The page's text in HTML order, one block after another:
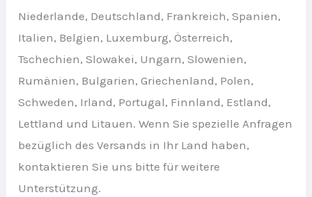
Niederlande, Deutschland, Frankreich, Spanien,
Italien, Belgien, Luxemburg, Österreich,
Tschechien, Slowakei, Ungarn, Slowenien,
Rumänien, Bulgarien, Griechenland, Polen,
Schweden, Irland, Portugal, Finnland, Estland,
Lettland und Litauen. Wenn Sie spezielle Anfragen
bezüglich des Versands in Ihr Land haben,
kontaktieren Sie uns bitte für weitere
Unterstützung.